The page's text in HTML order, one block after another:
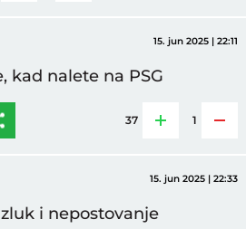
15. jun 2025 | 22:11
kad nalete na PSG
37 1
15. jun 2025 | 22:33
i nepostovanje